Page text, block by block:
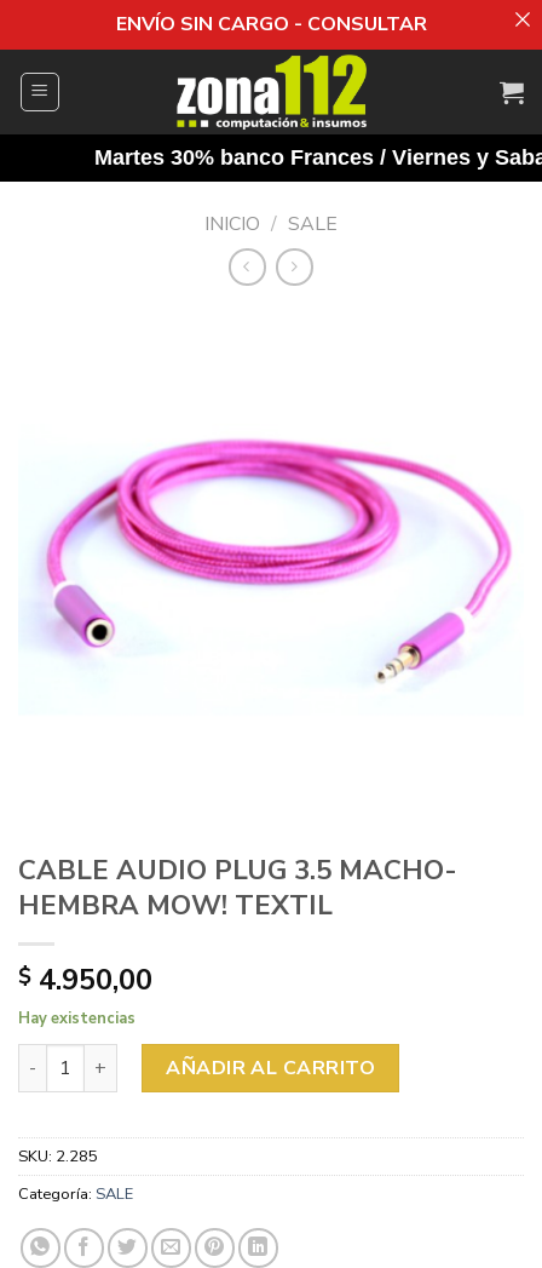
ENVÍO SIN CARGO - CONSULTAR
Martes 30% banco Frances / Viernes y
INICIO / SALE
CABLE AUDIO PLUG 3.5 MACHO-
HEMBRA MOW! TEXTIL
$ 4.950,00
Hay existencias
CABLE AUDIO PLUG 3.5 MACHO-HEMBRA MOW! TEXTIL
AÑADIR AL CARRITO
SKU: 2.285
Categoría: SALE